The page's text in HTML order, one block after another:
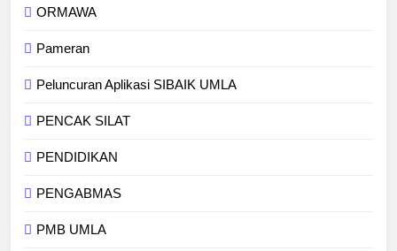
ORMAWA
Pameran
Peluncuran Aplikasi SIBAIK UMLA
PENCAK SILAT
PENDIDIKAN
PENGABMAS
PMB UMLA